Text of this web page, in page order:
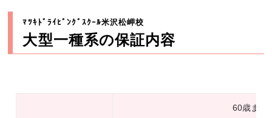
ﾏﾂｷﾄﾞﾗｲﾋﾞﾝｸﾞｽｸｰﾙ米沢松岬校
大型一種系の保証内容
60歳まで